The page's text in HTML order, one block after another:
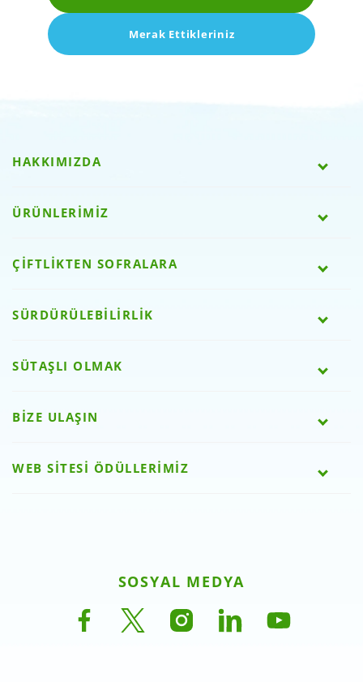
Merak Ettikleriniz
HAKKIMIZDA
ÜRÜNLERİMİZ
ÇİFTLİKTEN SOFRALARA
SÜRDÜRÜLEBİLİRLİK
SÜTAŞLI OLMAK
BİZE ULAŞIN
WEB SİTESİ ÖDÜLLERİMİZ
SOSYAL MEDYA